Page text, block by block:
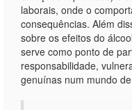
laborais, onde o
consequências. Além
sobre os efeitos do
serve como ponto de
responsabilidade,
genuínas num mundo